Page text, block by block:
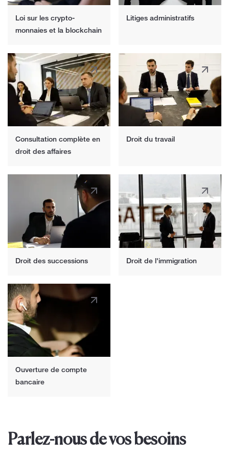
Loi sur les crypto-
monnaies et la blockchain
Litiges administratifs
Consultation complète en
droit des affaires
Droit du travail
Droit des successions Droit de l'immigration
Ouverture de compte
bancaire
Parlez-nous de vos besoins